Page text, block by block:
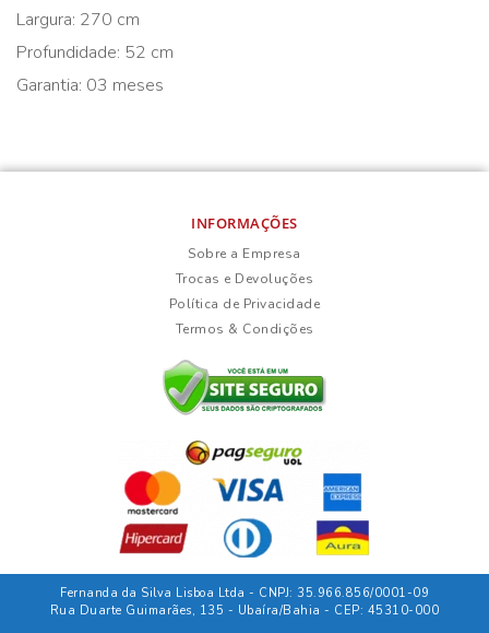
Largura: 270 cm
Profundidade: 52 cm
Garantia: 03 meses
INFORMAÇÕES
Sobre a Empresa
Trocas e Devoluções
Política de Privacidade
Termos & Condições
Fernanda da Silva Lisboa Ltda - CNPJ: 35.966.856/0001-09
Rua Duarte Guimarães, 135 - Ubaíra/Bahia - CEP: 45310-000